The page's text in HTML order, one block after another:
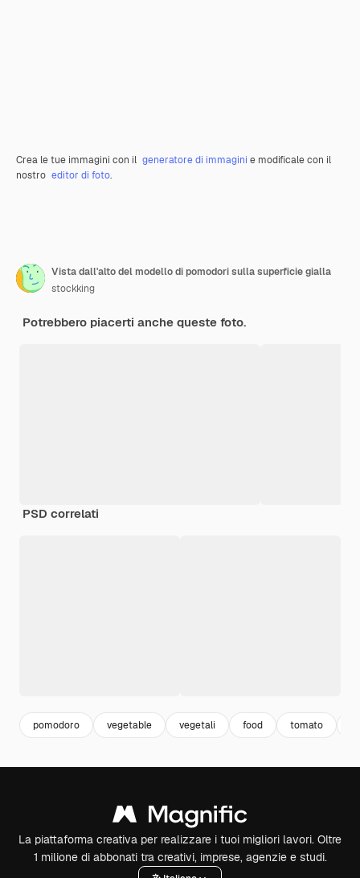
Crea le tue immagini con il generatore di immagini e modificale con il
nostro editor di foto.
Vista dall'alto del modello di pomodori sulla superficie gialla
stockking
Potrebbero piacerti anche queste foto.
PSD correlati
pomodoro vegetable vegetali food tomato
La piattaforma creativa per realizzare i tuoi migliori lavori. Oltre
1 milione di abbonati tra creativi, imprese, agenzie e studi.